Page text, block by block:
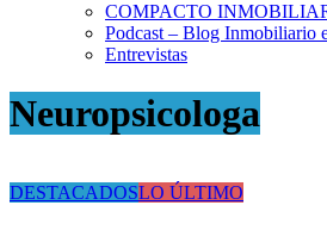
COMPACTO
Podcast – Blog Inmobiliario
Entrevistas
Neuropsicologa
DESTACADOSLO ÚLTIMO